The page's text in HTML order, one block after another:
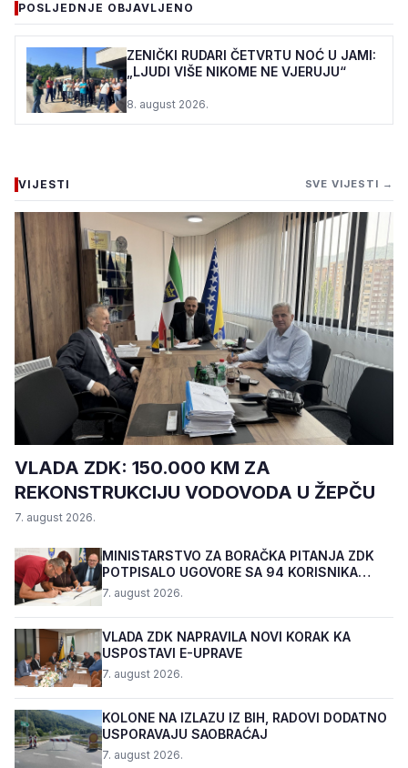
PC DUJE: ŠTIĆENICI I OVE
GODINE U VOĆNJAKU
MIRSADA DURMIĆA
7. august 2026.•132 pregleda
POSLJEDNJE OBJAVLJENO
ZENIČKI RUDARI ČETVRTU NOĆ U JAMI:
„LJUDI VIŠE NIKOME NE VJERUJU“
8. august 2026.
VIJESTI SVE VIJESTI →
VLADA ZDK: 150.000 KM ZA
REKONSTRUKCIJU VODOVODA U ŽEPČU
7. august 2026.
MINISTARSTVO ZA BORAČKA PITANJA ZDK
POTPISALO UGOVORE SA 94 KORISNIKA
PROGRAMA "BIZNIS PL...
7. august 2026.
VLADA ZDK NAPRAVILA NOVI KORAK KA
USPOSTAVI E-UPRAVE
7. august 2026.
KOLONE NA IZLAZU IZ BIH, RADOVI DODATNO
USPORAVAJU SAOBRAĆAJ
7. august 2026.